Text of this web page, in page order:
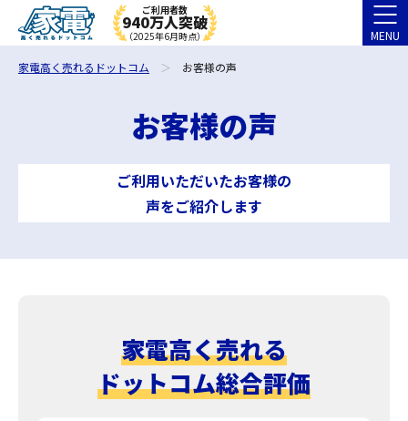
ご利用者数
940万人突破
（2025年6月時点） MENU
家電高く売れるドットコム お客様の声
お客様の声
ご利用いただいたお客様の
声をご紹介します
家電高く売れる
ドットコム総合評価